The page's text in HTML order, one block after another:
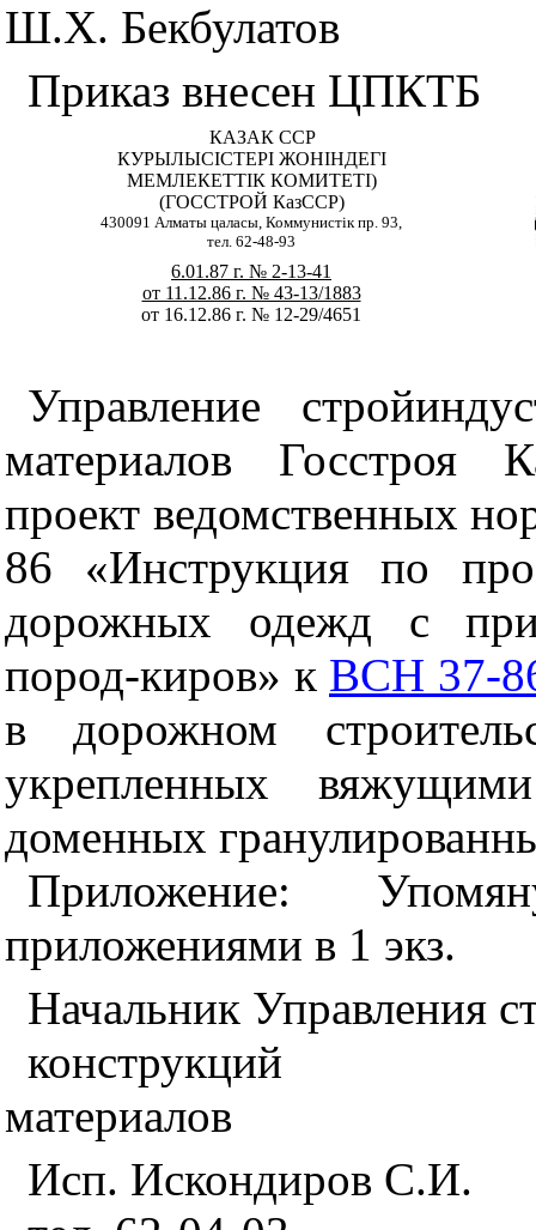
Ш.Х. Бекбулатов
Приказ внесен ЦПКТБ
КАЗАК ССР
КУРЫЛЫСIСТЕРIЖОНIНДЕГI
МЕМЛЕКЕТТIК КОМИТЕТI)
(ГОССТРОЙ КазССР)
430091 Алматы цаласы, Коммунистiк пр. 93,
тел. 62-48-93
6.01.87 г. № 2-13-41
от 11.12.86 г. № 43-13/1883
от 16.12.86 г. № 12-29/4651
Управление
материалов Госстроя
проект ведомственных
86 «Инструкция по
дорожных одежд с
пород-киров» к ВСН 37-
в дорожном
укрепленных
доменных
Приложение:
приложениями в 1 экз.
Начальник Управления
материалов
Исп. Искондиров С.И.